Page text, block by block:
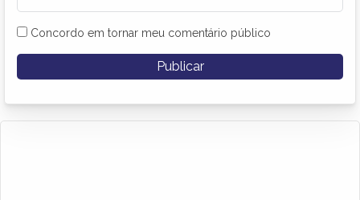
Concordo em tornar meu comentário público